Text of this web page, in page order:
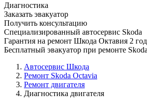
Диагностика
Заказать эвакуатор
Получить консультацию
Специализированный автосервис Skoda
Гарантия на ремонт Шкода Октавия 2
Бесплатный эвакуатор при ремонте
Автосервис Шкода
Ремонт Skoda Octavia
Ремонт двигателя
Диагностика двигателя